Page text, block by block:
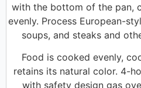
with the bottom of the pan,
evenly. Process European-
soups, and steaks and
Food is cooked evenly,
retains its natural color. 4-
with safety design gas